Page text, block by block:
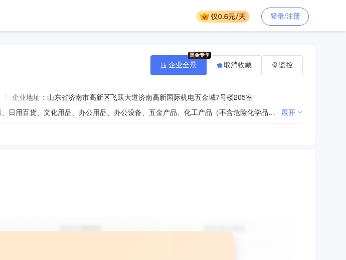
登录/注册
企业地址： 山东省济南市高新区飞跃大道济南高新国际机电五金城7号楼205室
塑料制品的加工、销售；包装材料、纸制品、橡胶制品、塑料原料、日用百货、文化用品、办公用品、办公设备、五金产品、化工产品（不含危险化学品）、电线电缆、机电设备及配件、玻璃制品、劳动防护用品、水暖器材、建材、针纺织品的销售；仓储服务（不含危险品）。（依法须经批准的项目，经相关部门批准后方可开展经营活动） 展开
企业全景 取消收藏 监控